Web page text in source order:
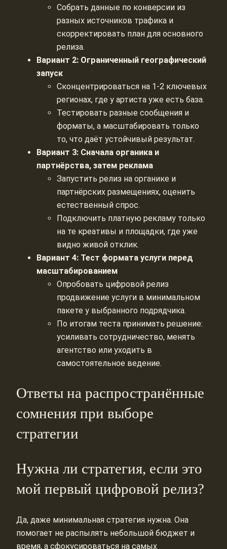
Собрать данные по конверсии из
разных источников трафика и
скорректировать план для основного
релиза.
Вариант 2: Ограниченный географический
запуск
Сконцентрироваться на 1-2 ключевых
регионах, где у артиста уже есть база.
Тестировать разные сообщения и
форматы, а масштабировать только
то, что даёт устойчивый результат.
Вариант 3: Сначала органика и
партнёрства, затем реклама
Запустить релиз на органике и
партнёрских размещениях, оценить
естественный спрос.
Подключить платную рекламу только
на те креативы и площадки, где уже
видно живой отклик.
Вариант 4: Тест формата услуги перед
масштабированием
Опробовать цифровой релиз
продвижение услуги в минимальном
пакете у выбранного подрядчика.
По итогам теста принимать решение:
усиливать сотрудничество, менять
агентство или уходить в
самостоятельное ведение.
Ответы на распространённые
сомнения при выборе
стратегии
Нужна ли стратегия, если это
мой первый цифровой релиз?
Да, даже минимальная стратегия нужна. Она
помогает не распылять небольшой бюджет и
время, а сфокусироваться на самых